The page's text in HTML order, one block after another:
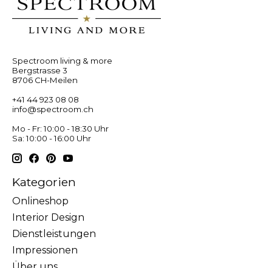
Spectroom living & more
Bergstrasse 3
8706 CH-Meilen
+41 44 923 08 08
info@spectroom.ch
Mo - Fr: 10:00 - 18:30 Uhr
Sa: 10:00 - 16:00 Uhr
Kategorien
Onlineshop
Interior Design
Dienstleistungen
Impressionen